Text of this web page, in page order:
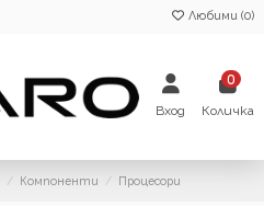
Любими (0)
Вход
0
Количка
Компоненти Процесори